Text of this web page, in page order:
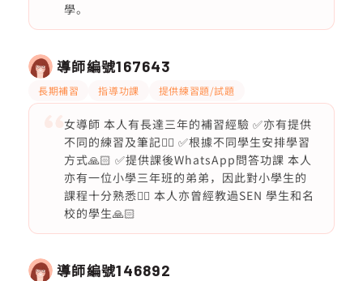
學。
導師編號167643
長期補習 指導功課 提供練習題/試題
女導師 本人有長達三年的補習經驗 ✅亦有提供
不同的練習及筆記👍🏽 ✅根據不同學生安排學習
方式🙏🏻 ✅提供課後WhatsApp問答功課 本人
亦有一位小學三年班的弟弟，因此對小學生的
課程十分熟悉👍🏽 本人亦曾經教過SEN 學生和名
校的學生🙏🏻
導師編號146892